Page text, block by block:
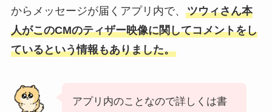
からメッセージが届くアプリ内で、 ツウィさん本
人がこのCMのティザー映像に関してコメントをし
ているという情報もありました。
アプリ内のことなので詳しくは書